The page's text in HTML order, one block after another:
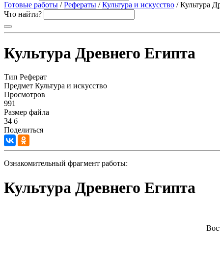
Готовые работы /Рефераты /Культура и искусство / Культура
Что найти?
Культура Древнего Египта
Тип Реферат
Предмет Культура и искусство
Просмотров
991
Размер файла
34 б
Поделиться
Ознакомительный фрагмент работы:
Культура Древнего Египта